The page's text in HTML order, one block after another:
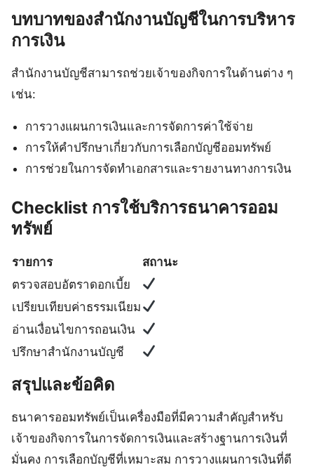
บทบาทของสำนักงานบัญชีในการบริหาร
การเงิน
สำนักงานบัญชีสามารถช่วยเจ้าของกิจการในด้านต่าง ๆ
เช่น:
การวางแผนการเงินและการจัดการค่าใช้จ่าย
การให้คำปรึกษาเกี่ยวกับการเลือกบัญชีออมทรัพย์
การช่วยในการจัดทำเอกสารและรายงานทางการเงิน
Checklist การใช้บริการธนาคารออม
ทรัพย์
รายการ
สถานะ
ตรวจสอบอัตราดอกเบี้ย
เปรียบเทียบค่าธรรมเนียม
อ่านเงื่อนไขการถอนเงิน
ปรึกษาสำนักงานบัญชี
สรุปและข้อคิด
ธนาคารออมทรัพย์เป็นเครื่องมือที่มีความสำคัญสำหรับ
เจ้าของกิจการในการจัดการเงินและสร้างฐานการเงินที่
มั่นคง การเลือกบัญชีที่เหมาะสม การวางแผนการเงินที่ดี